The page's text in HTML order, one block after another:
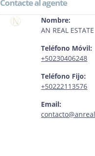
Contacte al agente
Nombre:
AN REAL ESTATE
Teléfono Móvil:
+50230406248
Teléfono Fijo:
+50222113576
Email: